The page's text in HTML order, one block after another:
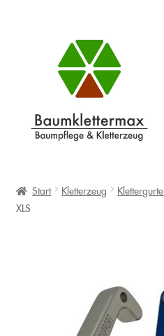
Navigation
Warenkorb
Start Kletterzeug
XLS